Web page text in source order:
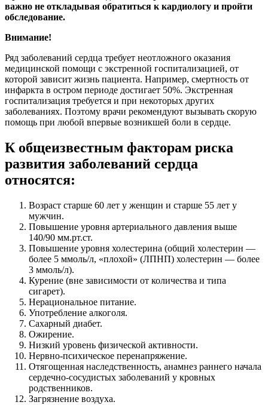
важно не откладывая обратиться к кардиологу и пройти
обследование.
Внимание!
Ряд заболеваний сердца требует неотложного оказания
медицинской помощи с экстренной госпитализацией, от
которой зависит жизнь пациента. Например, смертность от
инфаркта в остром периоде достигает 50%. Экстренная
госпитализация требуется и при некоторых других
заболеваниях. Поэтому врачи рекомендуют вызывать скорую
помощь при любой впервые возникшей боли в сердце.
К общеизвестным факторам риска
развития заболеваний сердца
относятся:
Возраст старше 60 лет у женщин и старше 55 лет у
мужчин.
Повышение уровня артериального давления выше
140/90 мм.рт.ст.
Повышение уровня холестерина (общий холестерин —
более 5 ммоль/л, «плохой» (ЛПНП) холестерин — более
3 ммоль/л).
Курение (вне зависимости от количества и типа
сигарет).
Нерациональное питание.
Употребление алкоголя.
Сахарный диабет.
Ожирение.
Низкий уровень физической активности.
Нервно-психическое перенапряжение.
Отягощенная наследственность, анамнез раннего начала
сердечно-сосудистых заболеваний у кровных
родственников.
Загрязнение воздуха.